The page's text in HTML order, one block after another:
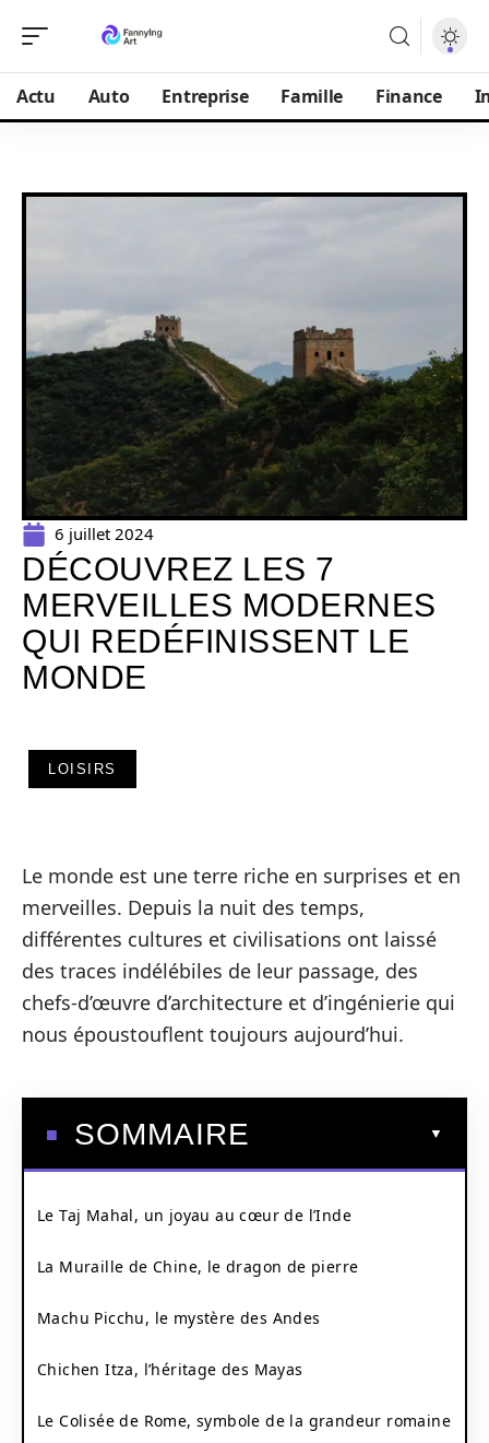
Actu Auto Entreprise Famille Finance
6 juillet 2024
DÉCOUVREZ LES 7
MERVEILLES MODERNES
QUI REDÉFINISSENT LE
MONDE
LOISIRS
Le monde est une terre riche en surprises et en
merveilles. Depuis la nuit des temps,
différentes cultures et civilisations ont laissé
des traces indélébiles de leur passage, des
chefs-d’œuvre d’architecture et d’ingénierie qui
nous époustouflent toujours aujourd’hui.
SOMMAIRE
Le Taj Mahal, un joyau au cœur de l’Inde
La Muraille de Chine, le dragon de pierre
Machu Picchu, le mystère des Andes
Chichen Itza, l’héritage des Mayas
Le Colisée de Rome, symbole de la grandeur romaine